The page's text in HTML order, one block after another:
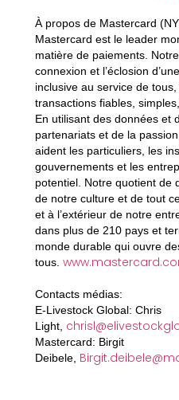
À propos de Mastercard
Mastercard est le leader
matière de paiements.
connexion et l’éclosion
inclusive au service de
transactions fiables,
En utilisant des données et
partenariats et de la
aident les particuliers, les
gouvernements et les
potentiel. Notre quotient de
de notre culture et de tout
et à l’extérieur de notre
dans plus de 210 pays et
monde durable qui ouvre
tous.
Contacts médias:
E-Livestock Global: Chris
Light,
Mastercard: Birgit
Deibele,